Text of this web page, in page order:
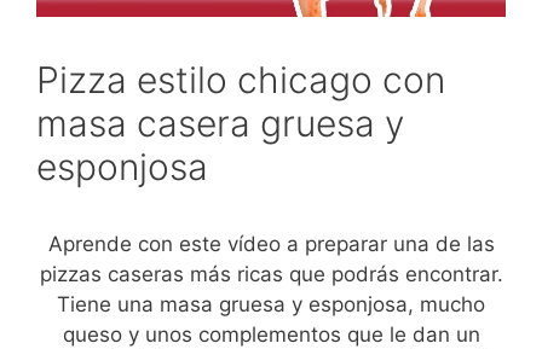
Pizza estilo chicago con
masa casera gruesa y
esponjosa
Aprende con este vídeo a preparar una de las
pizzas caseras más ricas que podrás encontrar.
Tiene una masa gruesa y esponjosa, mucho
queso y unos complementos que le dan un